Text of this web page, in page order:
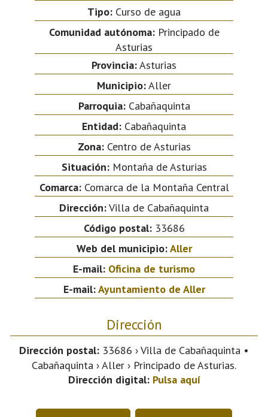
Tipo: Curso de agua
Comunidad autónoma:Principado de
Asturias
Provincia:Asturias
Municipio:Aller
Parroquia:Cabañaquinta
Entidad: Cabañaquinta
Zona:Centro de Asturias
Situación:Montaña de Asturias
Comarca:Comarca de la Montaña Central
Dirección:Villa de Cabañaquinta
Código postal:33686
Web del municipio:Aller
E-mail: Oficina de turismo
E-mail:Ayuntamiento de Aller
Dirección
Dirección postal: 33686 › Villa de Cabañaquinta •
Cabañaquinta › Aller › Principado de Asturias.
Dirección digital: Pulsa aquí